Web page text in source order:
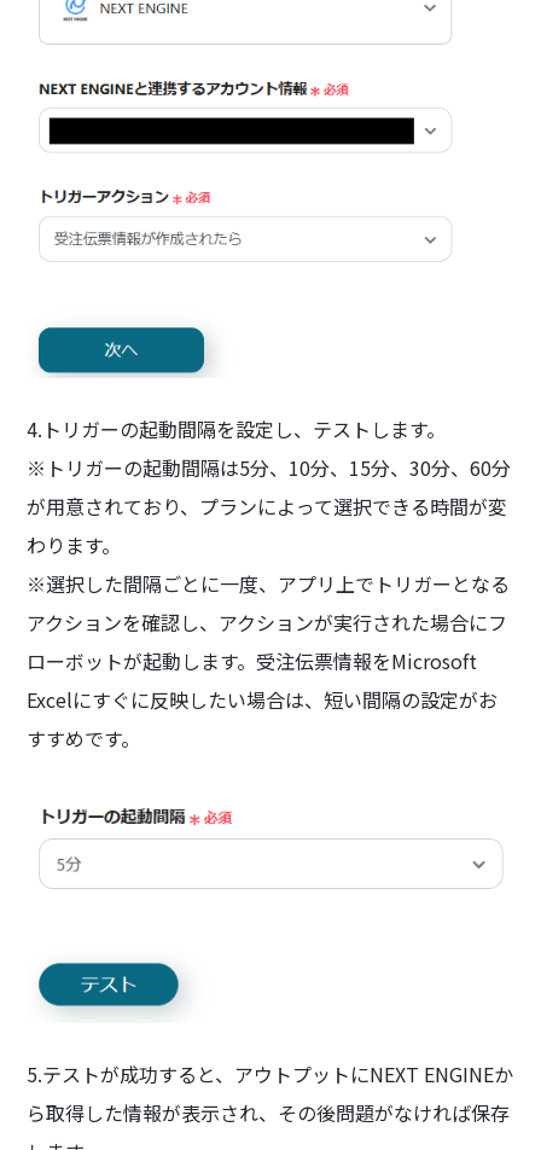
4.トリガーの起動間隔を設定し、テストします。
※トリガーの起動間隔は5分、10分、15分、30分、60分
が用意されており、プランによって選択できる時間が変
わります。
※選択した間隔ごとに一度、アプリ上でトリガーとなる
アクションを確認し、アクションが実行された場合にフ
ローボットが起動します。受注伝票情報をMicrosoft
Excelにすぐに反映したい場合は、短い間隔の設定がお
すすめです。
5.テストが成功すると、アウトプットにNEXT ENGINEか
ら取得した情報が表示され、その後問題がなければ保存